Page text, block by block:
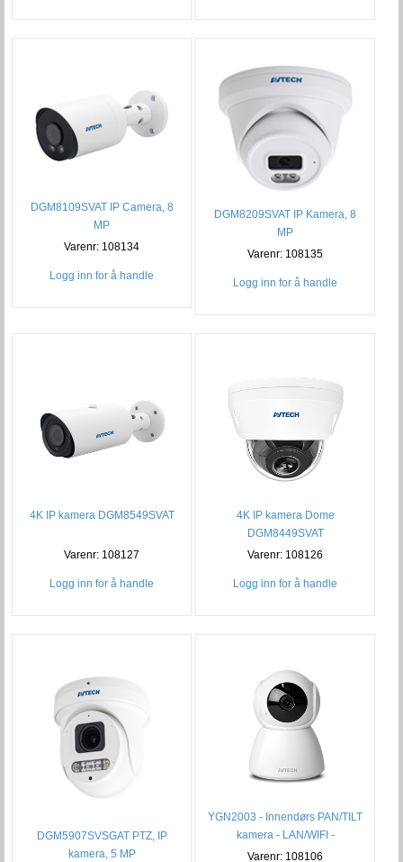
DGM8109SVAT IP Camera, 8
MP
Varenr: 108134
Logg inn for å handle
DGM8209SVAT IP Kamera, 8
MP
Varenr: 108135
Logg inn for å handle
4K IP kamera DGM8549SVAT
Varenr: 108127
Logg inn for å handle
4K IP kamera Dome
DGM8449SVAT
Varenr: 108126
Logg inn for å handle
DGM5907SVSGAT PTZ, IP
kamera, 5 MP
YGN2003 - Innendørs PAN/TILT
kamera - LAN/WIFI -
MIC/SPEAK
Varenr: 108106